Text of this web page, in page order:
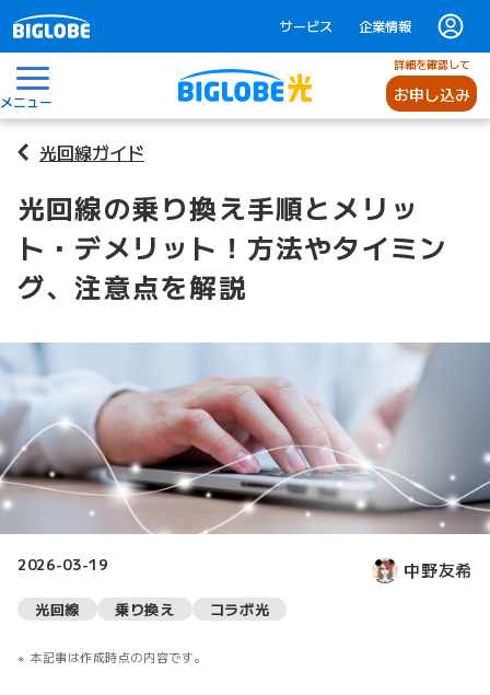
サービス 企業情報
メニュー
詳細を確認して
お申し込み
光回線ガイド
光回線の乗り換え手順とメリッ
ト・デメリット！方法やタイミン
グ、注意点を解説
2026-03-19 中野友希
光回線 乗り換え コラボ光
本記事は作成時点の内容です。